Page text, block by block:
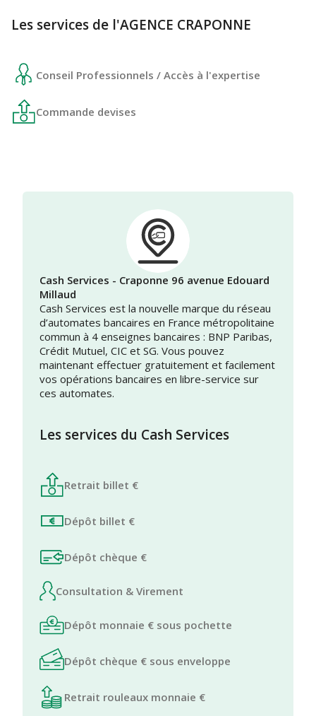
Les services de l'AGENCE CRAPONNE
Conseil Professionnels / Accès à l'expertise
Commande devises
Cash Services - Craponne 96 avenue Edouard
Millaud
Cash Services est la nouvelle marque du réseau
d’automates bancaires en France métropolitaine
commun à 4 enseignes bancaires : BNP Paribas,
Crédit Mutuel, CIC et SG. Vous pouvez
maintenant effectuer gratuitement et facilement
vos opérations bancaires en libre-service sur
ces automates.
Les services du Cash Services
Retrait billet €
Dépôt billet €
Dépôt chèque €
Consultation & Virement
Dépôt monnaie € sous pochette
Dépôt chèque € sous enveloppe
Retrait rouleaux monnaie €